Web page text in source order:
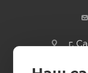
г.